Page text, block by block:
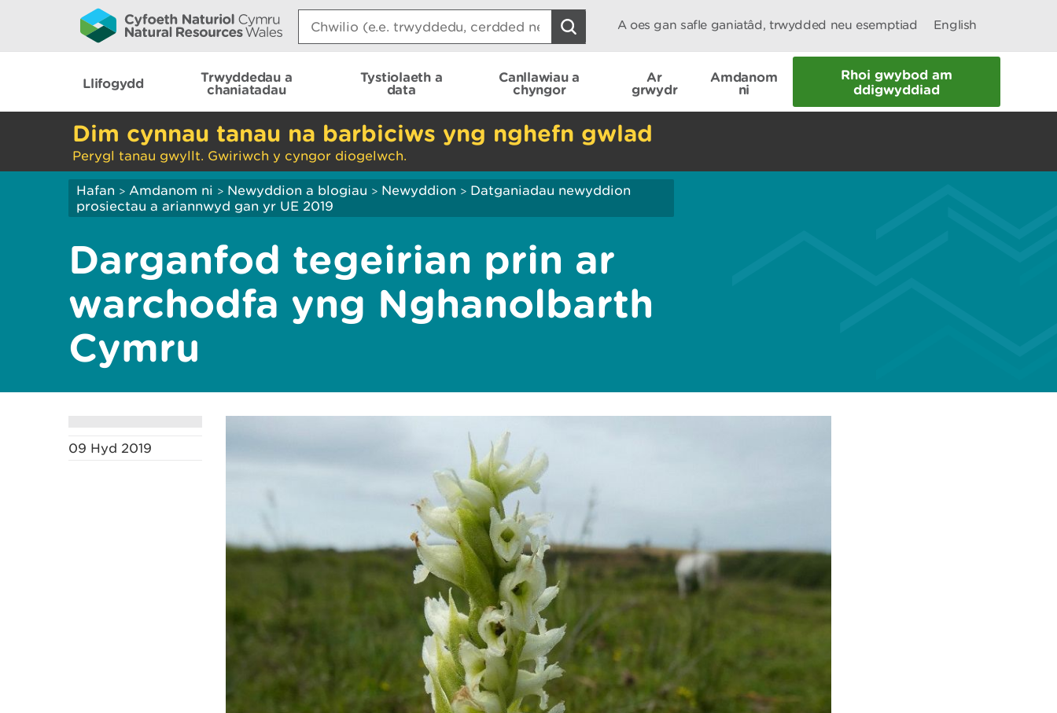
Search:
A oes gan safle ganiatâd, trwydded neu esemptiad English
Llifogydd
Trwyddedau a
chaniatadau
Tystiolaeth a
data
Canllawiau a
chyngor
Ar
grwydr
Amdanom
ni
Rhoi gwybod am
ddigwyddiad
Dim cynnau tanau na barbiciws yng nghefn gwlad
Perygl tanau gwyllt. Gwiriwch y cyngor diogelwch.
Hafan > Amdanom ni > Newyddion a blogiau > Newyddion > Datganiadau newyddion
prosiectau a ariannwyd gan yr UE 2019
Darganfod tegeirian prin ar
warchodfa yng Nghanolbarth
Cymru
09 Hyd 2019